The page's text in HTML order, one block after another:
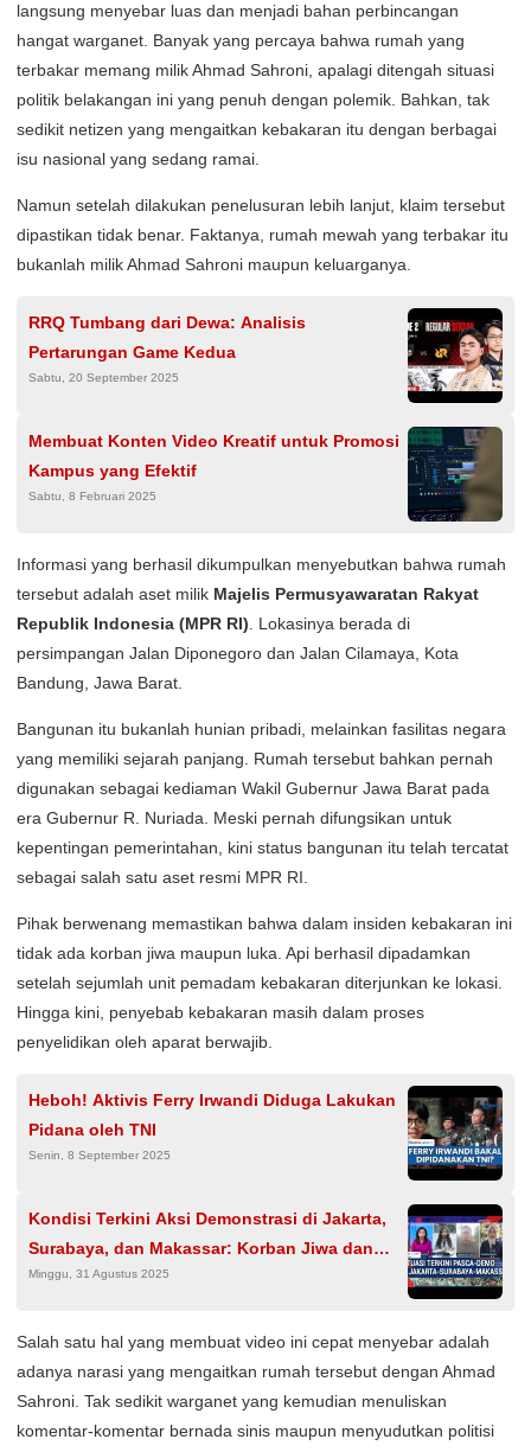
langsung menyebar luas dan menjadi bahan perbincangan
hangat warganet. Banyak yang percaya bahwa rumah yang
terbakar memang milik Ahmad Sahroni, apalagi ditengah situasi
politik belakangan ini yang penuh dengan polemik. Bahkan, tak
sedikit netizen yang mengaitkan kebakaran itu dengan berbagai
isu nasional yang sedang ramai.
Namun setelah dilakukan penelusuran lebih lanjut, klaim tersebut
dipastikan tidak benar. Faktanya, rumah mewah yang terbakar itu
bukanlah milik Ahmad Sahroni maupun keluarganya.
RRQ Tumbang dari Dewa: Analisis
Pertarungan Game Kedua
Sabtu, 20 September 2025
Membuat Konten Video Kreatif untuk Promosi
Kampus yang Efektif
Sabtu, 8 Februari 2025
Informasi yang berhasil dikumpulkan menyebutkan bahwa rumah
tersebut adalah aset milik Majelis Permusyawaratan Rakyat
Republik Indonesia (MPR RI). Lokasinya berada di
persimpangan Jalan Diponegoro dan Jalan Cilamaya, Kota
Bandung, Jawa Barat.
Bangunan itu bukanlah hunian pribadi, melainkan fasilitas negara
yang memiliki sejarah panjang. Rumah tersebut bahkan pernah
digunakan sebagai kediaman Wakil Gubernur Jawa Barat pada
era Gubernur R. Nuriada. Meski pernah difungsikan untuk
kepentingan pemerintahan, kini status bangunan itu telah tercatat
sebagai salah satu aset resmi MPR RI.
Pihak berwenang memastikan bahwa dalam insiden kebakaran ini
tidak ada korban jiwa maupun luka. Api berhasil dipadamkan
setelah sejumlah unit pemadam kebakaran diterjunkan ke lokasi.
Hingga kini, penyebab kebakaran masih dalam proses
penyelidikan oleh aparat berwajib.
Heboh! Aktivis Ferry Irwandi Diduga Lakukan
Pidana oleh TNI
Senin, 8 September 2025
Kondisi Terkini Aksi Demonstrasi di Jakarta,
Surabaya, dan Makassar: Korban Jiwa dan
Bangunan Terbakar
Minggu, 31 Agustus 2025
Salah satu hal yang membuat video ini cepat menyebar adalah
adanya narasi yang mengaitkan rumah tersebut dengan Ahmad
Sahroni. Tak sedikit warganet yang kemudian menuliskan
komentar-komentar bernada sinis maupun menyudutkan politisi